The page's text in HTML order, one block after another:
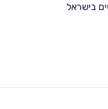
בישראל